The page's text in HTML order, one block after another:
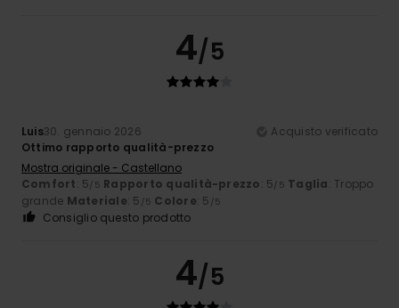
4/5
Luis30. gennaio 2026
Acquisto verificato
Ottimo rapporto qualità-prezzo
Mostra originale - Castellano
Comfort: 5 /5 Rapporto qualità-prezzo: 5 /5 Taglia: Troppo
grande Materiale: 5 /5 Colore: 5 /5
Consiglio questo prodotto
4/5